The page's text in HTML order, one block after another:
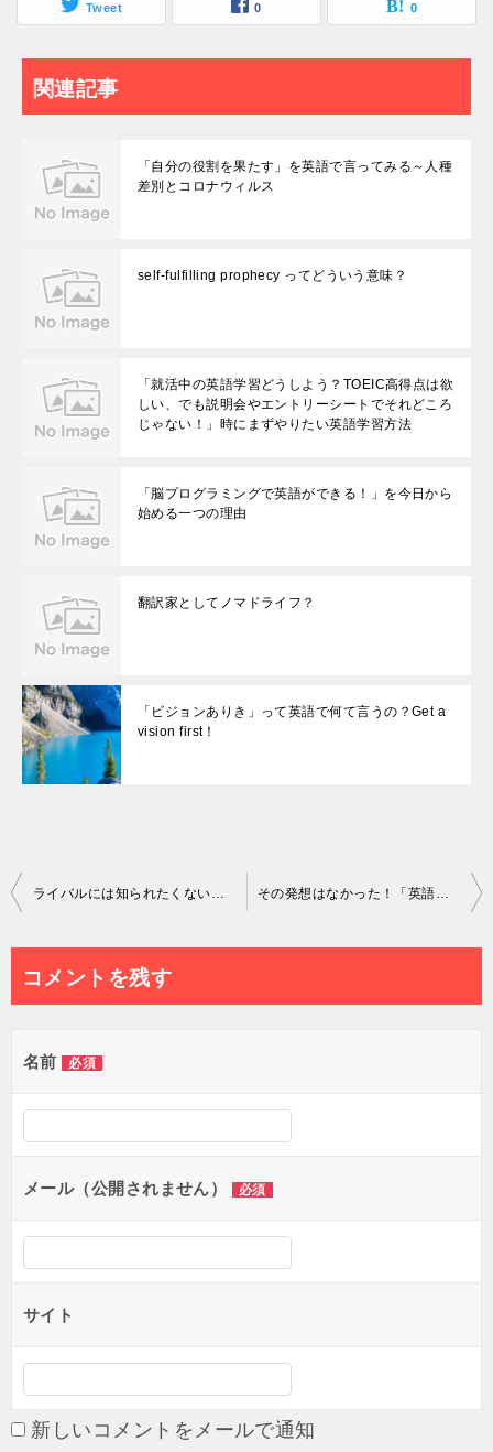
Tweet 0 0
関連記事
「自分の役割を果たす」を英語で言ってみる～人種
差別とコロナウィルス
self-fulfilling prophecy ってどういう意味？
「就活中の英語学習どうしよう？TOEIC高得点は欲
しい、でも説明会やエントリーシートでそれどころ
じゃない！」時にまずやりたい英語学習方法
「脳プログラミングで英語ができる！」を今日から
始める一つの理由
翻訳家としてノマドライフ？
「ビジョンありき」って英語で何て言うの？Get a
vision first！
投
ナ
ビ
ゲ
ライバルには知られたくない、英語学習とメディテーションの便利な活用方法とは？ その発想はなかった！「英語が話せるようになるまでの時間を無駄にしたくない」時に見られる行動12選
コメントを残す
名前 必須
メール（公開されません） 必須
サイト
新しいコメントをメールで通知